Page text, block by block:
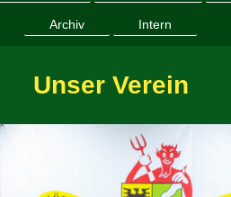
Archiv Intern
Unser Verein